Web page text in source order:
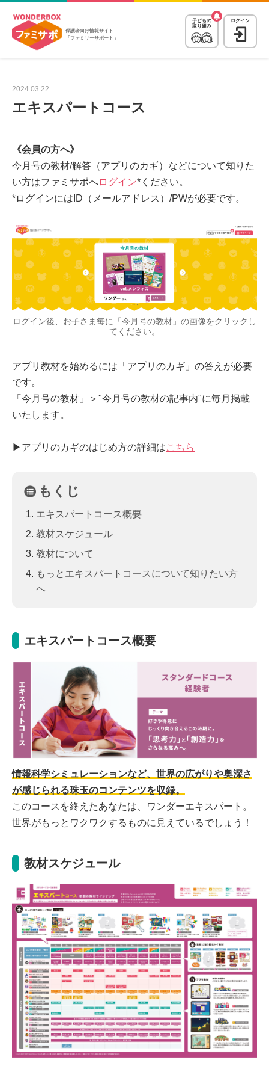
保護者向け情報サイト
「ファミリーサポート」
子どもの
取り組み
ログイン
2024.03.22
エキスパートコース
《会員の方へ》
今月号の教材/解答（アプリのカギ）などについて知りた
い方はファミサポへログイン*ください。
*ログインにはID（メールアドレス）/PWが必要です。
ログイン後、お子さま毎に「今月号の教材」の画像をクリックし
てください。
アプリ教材を始めるには「アプリのカギ」の答えが必要
です。
「今月号の教材」＞"今月号の教材の記事内"に毎月掲載
いたします。
▶︎アプリのカギのはじめ方の詳細はこちら
もくじ
エキスパートコース概要
教材スケジュール
教材について
もっとエキスパートコースについて知りたい方
へ
エキスパートコース概要
情報科学シミュレーションなど、世界の広がりや奥深さ
が感じられる珠玉のコンテンツを収録。
このコースを終えたあなたは、ワンダーエキスパート。
世界がもっとワクワクするものに見えているでしょう！
教材スケジュール